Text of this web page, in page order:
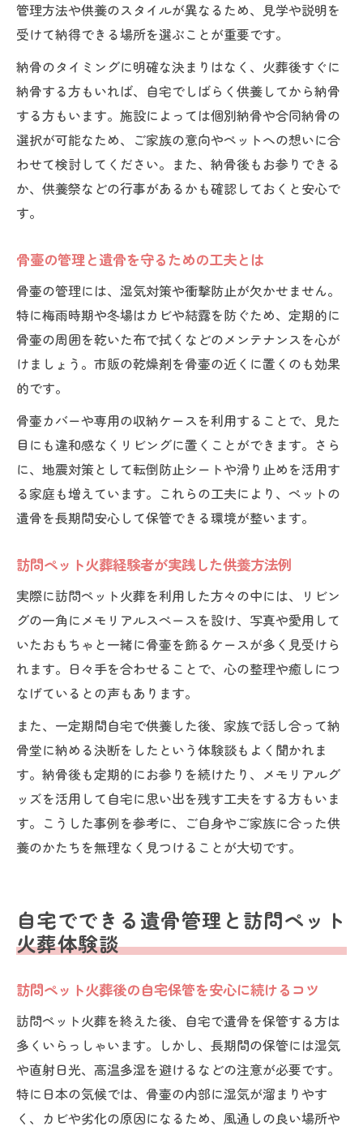
選択肢
ット火葬後
訪問ペット火葬後の供養方法と家族の思い
の整理
家族の気持ちを重視した訪問ペット火葬後
の選択肢
納骨や手元供養など訪問ペット火葬後の比
較ポイント
家族で話し合う訪問ペット火葬後の供養決
定プロセス
遺骨の保管や納骨堂利用もある訪問ペット火葬
後の考え方
訪問ペット火葬後の遺骨保管と納骨堂利用
の特徴
納骨堂の選び方と訪問ペット火葬後の検討
ポイント
遺骨を安全に保管するための訪問ペット火
訪問ペット火葬後の納骨堂利用メリットと
留意点
遺骨保管・納骨堂利用の訪問ペット火葬後
体験談
管理方法や供養のスタイルが異なるため、見学や説明を
受けて納得できる場所を選ぶことが重要です。
納骨のタイミングに明確な決まりはなく、火葬後すぐに
納骨する方もいれば、自宅でしばらく供養してから納骨
する方もいます。施設によっては個別納骨や合同納骨の
選択が可能なため、ご家族の意向やペットへの想いに合
わせて検討してください。また、納骨後もお参りできる
か、供養祭などの行事があるかも確認しておくと安心で
す。
骨壷の管理と遺骨を守るための工夫とは
骨壷の管理には、湿気対策や衝撃防止が欠かせません。
特に梅雨時期や冬場はカビや結露を防ぐため、定期的に
骨壷の周囲を乾いた布で拭くなどのメンテナンスを心が
けましょう。市販の乾燥剤を骨壷の近くに置くのも効果
的です。
骨壷カバーや専用の収納ケースを利用することで、見た
目にも違和感なくリビングに置くことができます。さら
に、地震対策として転倒防止シートや滑り止めを活用す
る家庭も増えています。これらの工夫により、ペットの
遺骨を長期間安心して保管できる環境が整います。
訪問ペット火葬経験者が実践した供養方法例
実際に訪問ペット火葬を利用した方々の中には、リビン
グの一角にメモリアルスペースを設け、写真や愛用して
いたおもちゃと一緒に骨壷を飾るケースが多く見受けら
れます。日々手を合わせることで、心の整理や癒しにつ
なげているとの声もあります。
また、一定期間自宅で供養した後、家族で話し合って納
骨堂に納める決断をしたという体験談もよく聞かれま
す。納骨後も定期的にお参りを続けたり、メモリアルグ
ッズを活用して自宅に思い出を残す工夫をする方もいま
す。こうした事例を参考に、ご自身やご家族に合った供
養のかたちを無理なく見つけることが大切です。
自宅でできる遺骨管理と訪問ペット
火葬体験談
訪問ペット火葬後の自宅保管を安心に続けるコツ
訪問ペット火葬を終えた後、自宅で遺骨を保管する方は
多くいらっしゃいます。しかし、長期間の保管には湿気
や直射日光、高温多湿を避けるなどの注意が必要です。
特に日本の気候では、骨壷の内部に湿気が溜まりやす
く、カビや劣化の原因になるため、風通しの良い場所や